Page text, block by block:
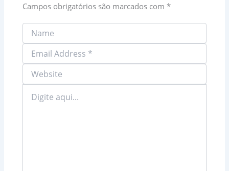
Campos obrigatórios são marcados com*
aqui...